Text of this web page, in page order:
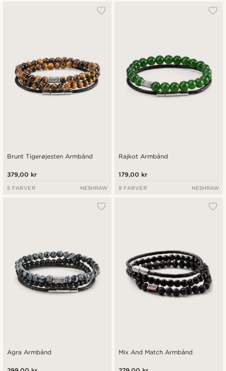
Brunt Tigerøjesten Armbånd
379,00 kr
5 FARVER NESHRAW
Rajkot Armbånd
179,00 kr
9 FARVER NESHRAW
Agra Armbånd Mix And Match Armbånd